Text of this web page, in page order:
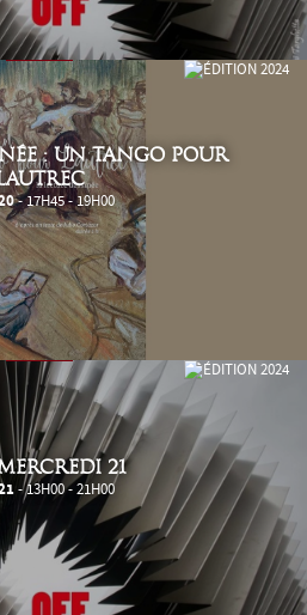
: UN TANGO POUR
- 17H45 - 19H00
21
- 13H00 - 21H00